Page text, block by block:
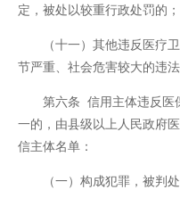
定，被处以较重行政处罚的；
（十一）其他违反医疗
节严重、社会危害较大的违
第六条 信用主体违反医
一的，由县级以上人民政府
信主体名单：
（一）构成犯罪，被判